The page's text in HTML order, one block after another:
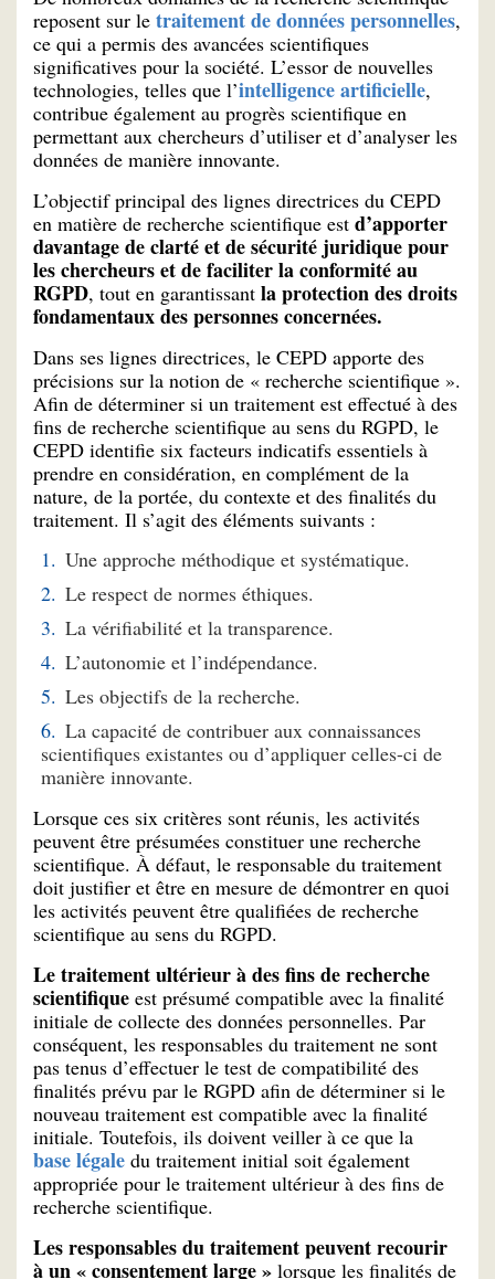
reposent sur le traitement de données personnelles,
ce qui a permis des avancées scientifiques
significatives pour la société. L’essor de nouvelles
technologies, telles que l’intelligence artificielle,
contribue également au progrès scientifique en
permettant aux chercheurs d’utiliser et d’analyser les
données de manière innovante.
L’objectif principal des lignes directrices du CEPD
en matière de recherche scientifique est d’apporter
davantage de clarté et de sécurité juridique pour
les chercheurs et de faciliter la conformité au
RGPD, tout en garantissant la protection des droits
fondamentaux des personnes concernées.
Dans ses lignes directrices, le CEPD apporte des
précisions sur la notion de « recherche scientifique ».
Afin de déterminer si un traitement est effectué à des
fins de recherche scientifique au sens du RGPD, le
CEPD identifie six facteurs indicatifs essentiels à
prendre en considération, en complément de la
nature, de la portée, du contexte et des finalités du
traitement. Il s’agit des éléments suivants :
Une approche méthodique et systématique.
Le respect de normes éthiques.
La vérifiabilité et la transparence.
L’autonomie et l’indépendance.
Les objectifs de la recherche.
La capacité de contribuer aux connaissances
scientifiques existantes ou d’appliquer celles-ci de
manière innovante.
Lorsque ces six critères sont réunis, les activités
peuvent être présumées constituer une recherche
scientifique. À défaut, le responsable du traitement
doit justifier et être en mesure de démontrer en quoi
les activités peuvent être qualifiées de recherche
scientifique au sens du RGPD.
Le traitement ultérieur à des fins de recherche
scientifique est présumé compatible avec la finalité
initiale de collecte des données personnelles. Par
conséquent, les responsables du traitement ne sont
pas tenus d’effectuer le test de compatibilité des
finalités prévu par le RGPD afin de déterminer si le
nouveau traitement est compatible avec la finalité
initiale. Toutefois, ils doivent veiller à ce que la
base légale du traitement initial soit également
appropriée pour le traitement ultérieur à des fins de
recherche scientifique.
Les responsables du traitement peuvent recourir
à un « consentement large » lorsque les finalités de